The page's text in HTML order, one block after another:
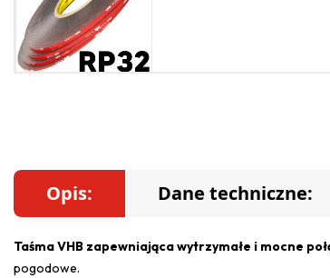
Opis: Dane techniczne:
Taśma VHB zapewniająca wytrzymałe i mocne
pogodowe.